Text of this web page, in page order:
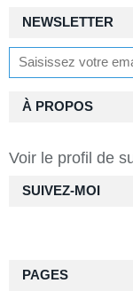
NEWSLETTER
SUIVEZ-MOI
À PROPOS
Voir le profil de
PAGES